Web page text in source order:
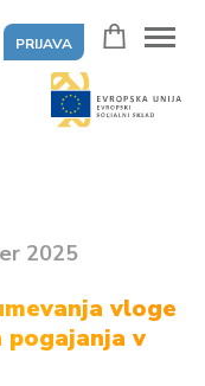
PRIJAVA
2025
vloge
v